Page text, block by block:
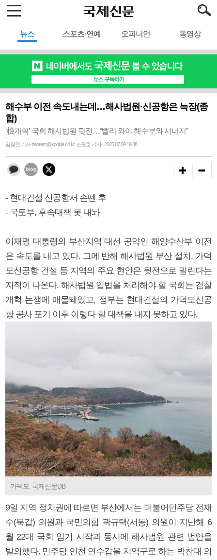
뉴스 스포츠·연예 오피니언 동영상
해수부 이전 속도내는데…해사법원·신공항은 늑장(종
합)
‘檢개혁’ 국회 해사법원 뒷전…“빨리 와야 해수부와 시너지”
염창현 기자 haorem@kookje.co.kr, 조원호 기자 | 2025.07.09 19:38
- 현대건설 신공항서 손뗀 후
- 국토부, 후속대책 못 내놔
이재명 대통령의 부산지역 대선 공약인 해양수산부 이전
은 속도를 내고 있다. 그에 반해 해사법원 부산 설치, 가덕
도신공항 건설 등 지역의 주요 현안은 뒷전으로 밀린다는
지적이 나온다. 해사법원 입법을 처리해야 할 국회는 검찰
개혁 논쟁에 매몰돼있고, 정부는 현대건설의 가덕도신공
항 공사 포기 이후 이렇다 할 대책을 내지 못하고 있다.
가덕도. 국제신문DB
9일 지역 정치권에 따르면 부산에서는 더불어민주당 전재
수(북갑) 의원과 국민의힘 곽규택(서동) 의원이 지난해 6
월 22대 국회 임기 시작과 동시에 해사법원 관련 법안을
발의했다. 민주당 인천 연수갑을 지역구로 하는 박찬대 의